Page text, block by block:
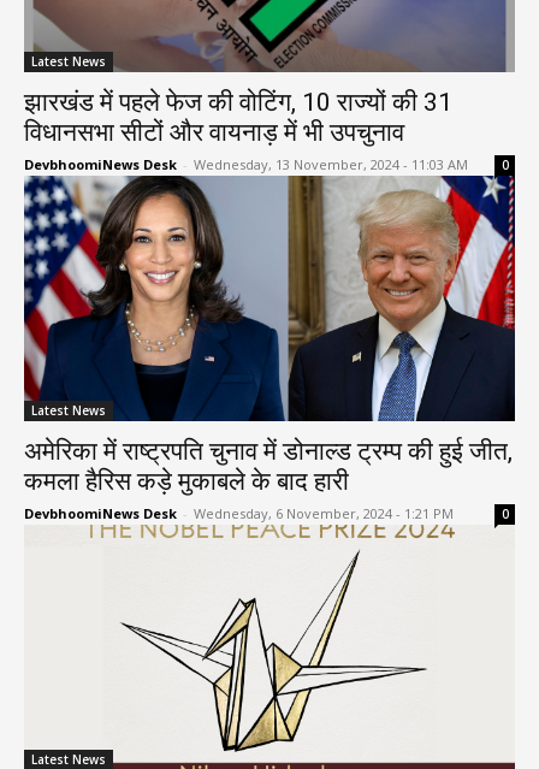
Latest News
झारखंड में पहले फेज की वोटिंग, 10 राज्यों की 31
विधानसभा सीटों और वायनाड़ में भी उपचुनाव
DevbhoomiNews Desk - Wednesday, 13 November, 2024 - 11:03 AM 0
Latest News
अमेरिका में राष्ट्रपति चुनाव में डोनाल्ड ट्रम्प की हुई जीत,
कमला हैरिस कड़े मुकाबले के बाद हारी
DevbhoomiNews Desk - Wednesday, 6 November, 2024 - 1:21 PM 0
Latest News